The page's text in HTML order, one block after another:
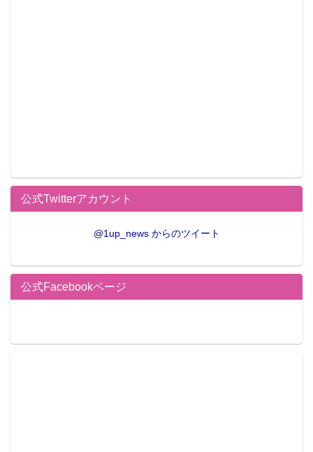
公式Twitterアカウント
@1up_news からのツイート
公式Facebookページ